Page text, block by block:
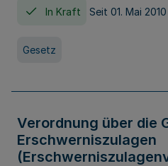
In Kraft Seit 01. Mai 2010
Gesetz
Verordnung über die
Erschwerniszulagen